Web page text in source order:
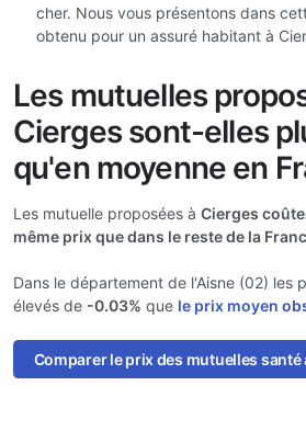
cher. Nous vous présentons dans
obtenu pour un assuré habitant à
Les mutuelles
Cierges sont-elles
qu'en moyenne en
Les mutuelle proposées à Cierges
même prix que dans le reste de la
Dans le département de l'Aisne (02) les
élevés de -0.03% que le prix moyen
Comparer le prix des mutuelles santé